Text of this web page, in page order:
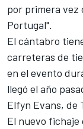
por primera vez
Portugal".
El cántabro
carreteras de
en el evento
llegó el año
Elfyn Evans, de
El nuevo fichaje